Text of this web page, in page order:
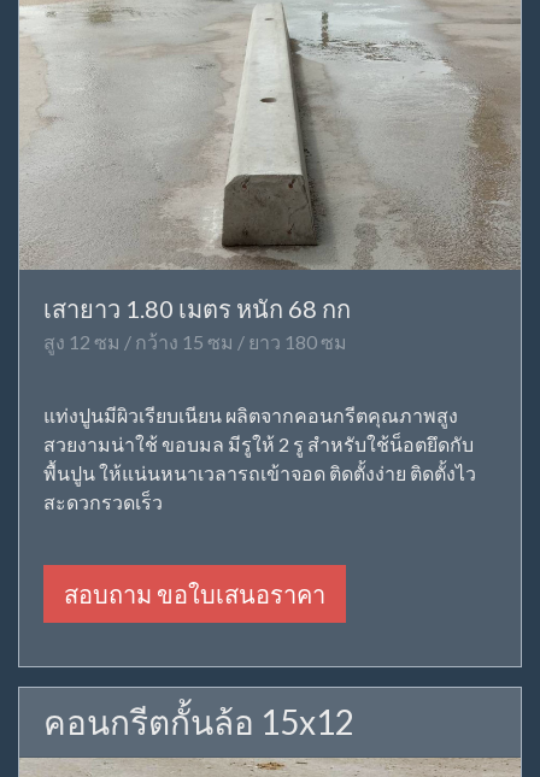
เสายาว 1.80 เมตร หนัก 68 กก
สูง 12 ซม / กว้าง 15 ซม / ยาว 180 ซม
แท่งปูนมีผิวเรียบเนียน ผลิตจากคอนกรีตคุณภาพสูง
สวยงามน่าใช้ ขอบมล มีรูให้ 2 รู สำหรับใช้น็อตยึดกับ
พื้นปูน ให้แน่นหนาเวลารถเข้าจอด ติดตั้งง่าย ติดตั้งไว
สะดวกรวดเร็ว
สอบถาม ขอใบเสนอราคา
คอนกรีตกั้นล้อ 15x12